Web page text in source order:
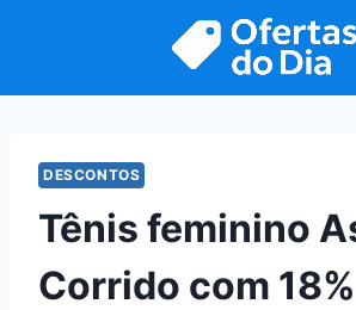
DESCONTOS
Tênis feminino
Corrido com